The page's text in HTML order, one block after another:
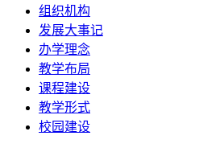
组织机构
发展大事记
办学理念
教学布局
课程建设
教学形式
校园建设